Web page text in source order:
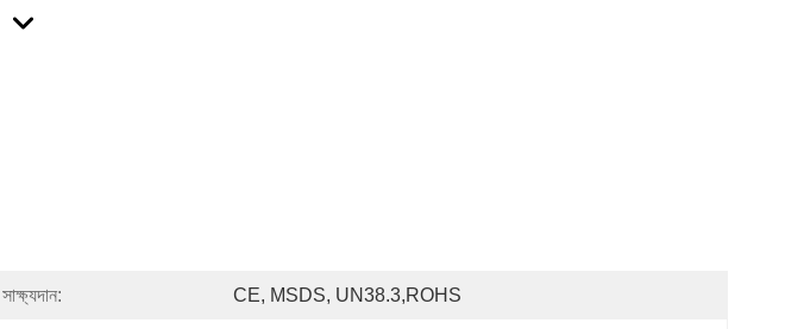
সাক্ষ্যদান: CE, MSDS, UN38.3,ROHS